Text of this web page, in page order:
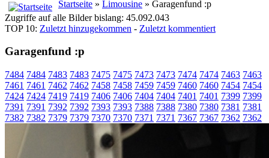
Startseite » Limousine » Garagenfund :p
Zugriffe auf alle Bilder bislang: 45.092.043
TOP 10: Zuletzt hinzugekommen - Zuletzt kommentiert
Garagenfund :p
7484 7484 7483 7483 7475 7475 7473 7473 7474 7474 7463 7463
7461 7461 7462 7462 7458 7458 7459 7459 7460 7460 7454 7454
7424 7424 7419 7419 7406 7406 7404 7404 7401 7401 7399 7399
7391 7391 7392 7392 7393 7393 7388 7388 7380 7380 7381 7381
7382 7382 7379 7379 7370 7370 7371 7371 7367 7367 7362 7362